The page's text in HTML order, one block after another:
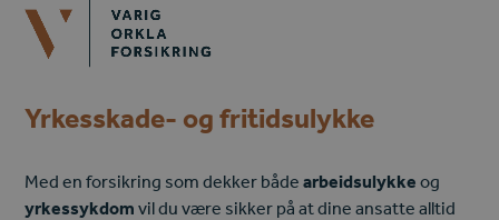
Skip
content
Open
mobile
menu
Close
mobile
menu
Yrkesskade- og fritidsulykke
Med en forsikring som dekker bådearbeidsulykke og
yrkessykdom vil du være sikker på at dine ansatte alltid